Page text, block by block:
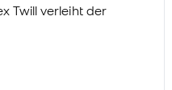
Twill verleiht der